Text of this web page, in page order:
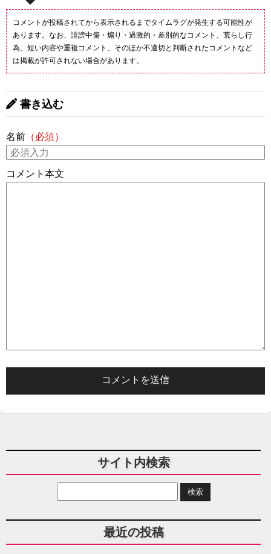
コメントが投稿されてから表示されるまでタイムラグが発生する可能性が
あります。なお、誹謗中傷・煽り・過激的・差別的なコメント、荒らし行
為、短い内容や重複コメント、そのほか不適切と判断されたコメントなど
は掲載が許可されない場合があります。
書き込む
名前 （必須）
コメント本文
サイト内検索
最近の投稿